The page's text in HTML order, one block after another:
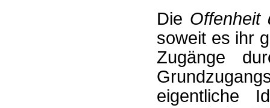
Die Offenheit
soweit es ihr
Zugänge
eigentliche